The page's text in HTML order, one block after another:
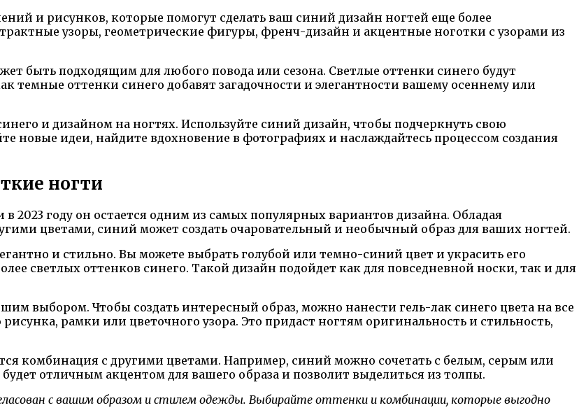
и рисунков, которые помогут сделать ваш синий дизайн ногтей еще более
узоры, геометрические фигуры, френч-дизайн и акцентные ноготки с узорами из
быть подходящим для любого повода или сезона. Светлые оттенки синего будут
темные оттенки синего добавят загадочности и элегантности вашему осеннему или
и дизайном на ногтях. Используйте синий дизайн, чтобы подчеркнуть свою
новые идеи, найдите вдохновение в фотографиях и наслаждайтесь процессом создания
ногти
2023 году он остается одним из самых популярных вариантов дизайна. Обладая
цветами, синий может создать очаровательный и необычный образ для ваших ногтей.
и стильно. Вы можете выбрать голубой или темно-синий цвет и украсить его
светлых оттенков синего. Такой дизайн подойдет как для повседневной носки, так и для
выбором. Чтобы создать интересный образ, можно нанести гель-лак синего цвета на все
рамки или цветочного узора. Это придаст ногтям оригинальность и стильность,
комбинация с другими цветами. Например, синий можно сочетать с белым, серым или
отличным акцентом для вашего образа и позволит выделиться из толпы.
с вашим образом и стилем одежды. Выбирайте оттенки и комбинации, которые выгодно